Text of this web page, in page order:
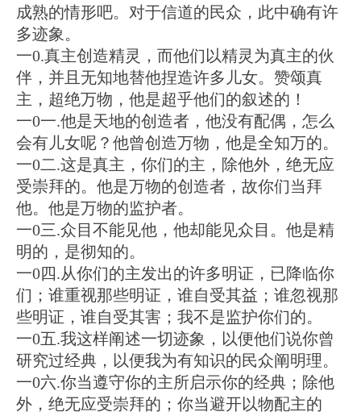
成熟的情形吧。对于信道的民众，此中确有许
多迹象。
一0.真主创造精灵，而他们以精灵为真主的伙
伴，并且无知地替他捏造许多儿女。赞颂真
主，超绝万物，他是超乎他们的叙述的！
一0一.他是天地的创造者，他没有配偶，怎么
会有儿女呢？他曾创造万物，他是全知万的。
一0二.这是真主，你们的主，除他外，绝无应
受崇拜的。他是万物的创造者，故你们当拜
他。他是万物的监护者。
一0三.众目不能见他，他却能见众目。他是精
明的，是彻知的。
一0四.从你们的主发出的许多明证，已降临你
们；谁重视那些明证，谁自受其益；谁忽视那
些明证，谁自受其害；我不是监护你们的。
一0五.我这样阐述一切迹象，以便他们说你曾
研究过经典，以便我为有知识的民众阐明理。
一0六.你当遵守你的主所启示你的经典；除他
外，绝无应受崇拜的；你当避开以物配主的